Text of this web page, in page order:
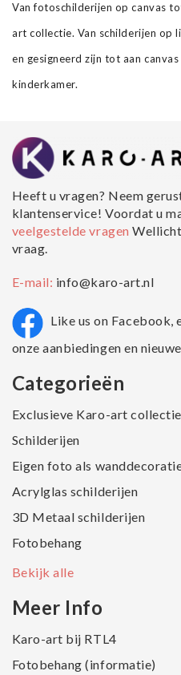
Van fotoschilderijen op canvas
art collectie. Van schilderijen op
en gesigneerd zijn tot aan
kinderkamer.
Heeft u vragen? Neem
klantenservice! Voordat u
veelgestelde vragen
vraag.
E-mail: info@karo-art.nl
Like us on Facebook,
onze aanbiedingen en
Categorieën
Exclusieve Karo-art collectie
Schilderijen
Eigen foto als
Acrylglas schilderijen
3D Metaal schilderijen
Fotobehang
Bekijk alle
Meer Info
Karo-art bij RTL4
Fotobehang (informatie)